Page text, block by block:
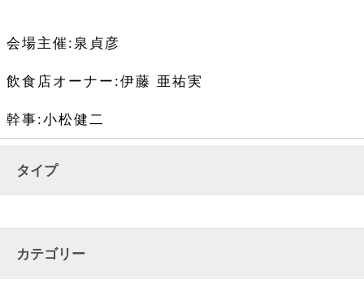
会場主催 :泉貞彦
飲食店オーナー :伊藤 亜祐実
幹事:小松健二
タイプ
カテゴリー